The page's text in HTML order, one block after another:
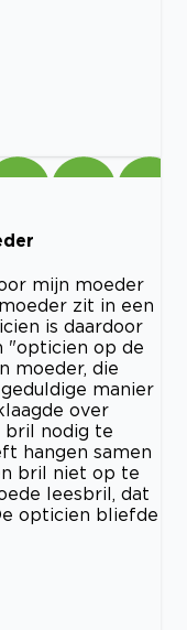
mijn moeder
zit in een
is daardoor
"opticien op de
moeder, die
manier
over
bril nodig te
hangen samen
bril niet op te
leesbril, dat
opticien bliefde